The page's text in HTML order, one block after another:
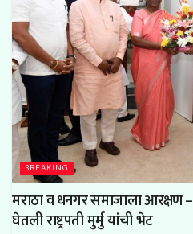
BREAKING
मराठाव धनगरसमाजालाआरक्षण
घेतली राष्ट्रपतीमुर्मु यांचीभेट